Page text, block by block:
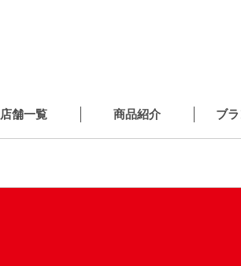
店舗一覧 商品紹介 ブ